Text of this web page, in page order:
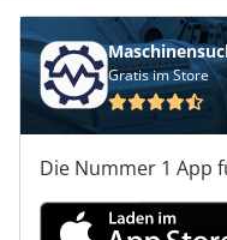
Gratis im Store
Die Nummer 1 App